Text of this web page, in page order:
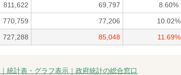
811,622 69,797 8.60%
770,759 77,206 10.02%
727,288 85,048 11.69%
統計表・グラフ表示｜政府統計の総合窓口